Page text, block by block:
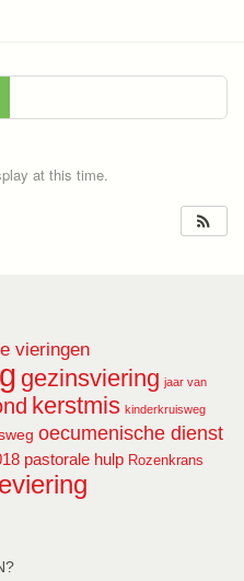
at this time.
vieringen
gezinsviering jaar van
kerstmis kinderkruisweg
oecumenische dienst
pastorale hulp Rozenkrans